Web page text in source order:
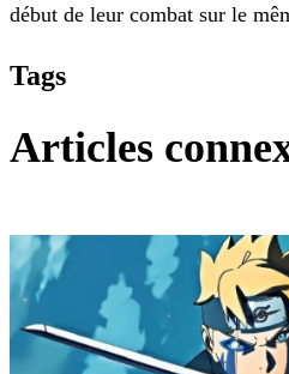
début de leur combat sur le
Tags
Articles